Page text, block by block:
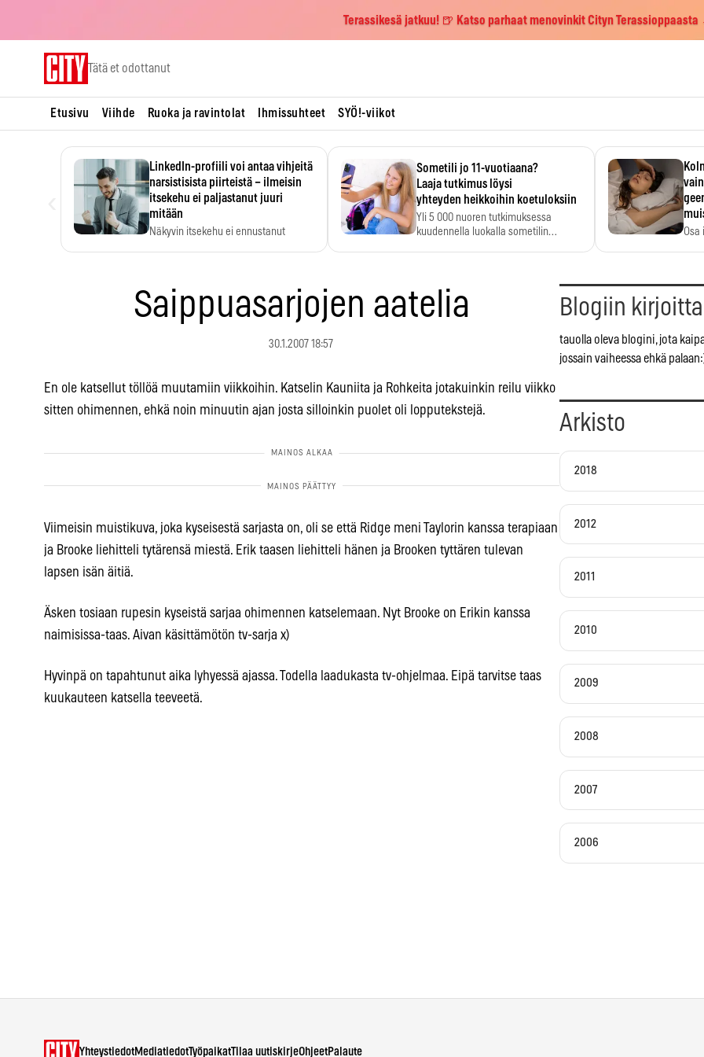
Terassikesä jatkuu! 🍺 Katso parhaat menovinkit Cityn
Tätä et odottanut
Etusivu Viihde Ruoka ja ravintolat Ihmissuhteet SYÖ!-viikot
LinkedIn-profiili voi antaa vihjeitä
narsistisista piirteistä – ilmeisin
itsekehu ei paljastanut juuri
mitään
Näkyvin itsekehu ei ennustanut
Sometili jo 11-vuotiaana?
Laaja tutkimus löysi
yhteyden heikkoihin koetuloksiin
Yli 5 000 nuoren tutkimuksessa
kuudennella luokalla sometilin…
Saippuasarjojen aatelia
30.1.2007 18:57
En ole katsellut töllöä muutamiin viikkoihin. Katselin Kauniita ja Rohkeita jotakuinkin reilu viikko
sitten ohimennen, ehkä noin minuutin ajan josta silloinkin puolet oli lopputekstejä.
Viimeisin muistikuva, joka kyseisestä sarjasta on, oli se että Ridge meni Taylorin kanssa terapiaan
ja Brooke liehitteli tytärensä miestä. Erik taasen liehitteli hänen ja Brooken tyttären tulevan
lapsen isän äitiä.
Äsken tosiaan rupesin kyseistä sarjaa ohimennen katselemaan. Nyt Brooke on Erikin kanssa
naimisissa-taas. Aivan käsittämötön tv-sarja x)
Hyvinpä on tapahtunut aika lyhyessä ajassa. Todella laadukasta tv-ohjelmaa. Eipä tarvitse taas
kuukauteen katsella teeveetä.
Blogiin
tauolla oleva blogini, jota
jossain vaiheessa ehkä
Arkisto
2018
2012
2011
2010
2009
2008
2007
2006
YhteystiedotMediatiedotTyöpaikatTilaa uutiskirjeOhjeetPalaute